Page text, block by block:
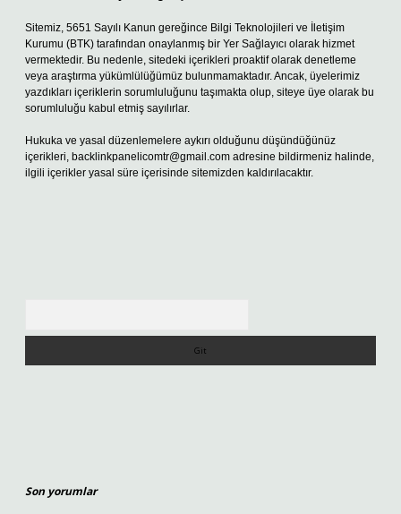
Sitemiz, 5651 Sayılı Kanun gereğince Bilgi Teknolojileri ve İletişim
Kurumu (BTK) tarafından onaylanmış bir Yer Sağlayıcı olarak hizmet
vermektedir. Bu nedenle, sitedeki içerikleri proaktif olarak denetleme
veya araştırma yükümlülüğümüz bulunmamaktadır. Ancak, üyelerimiz
yazdıkları içeriklerin sorumluluğunu taşımakta olup, siteye üye olarak bu
sorumluluğu kabul etmiş sayılırlar.
Hukuka ve yasal düzenlemelere aykırı olduğunu düşündüğünüz
içerikleri, backlinkpanelicomtr@gmail.com adresine bildirmeniz halinde,
ilgili içerikler yasal süre içerisinde sitemizden kaldırılacaktır.
Son yorumlar